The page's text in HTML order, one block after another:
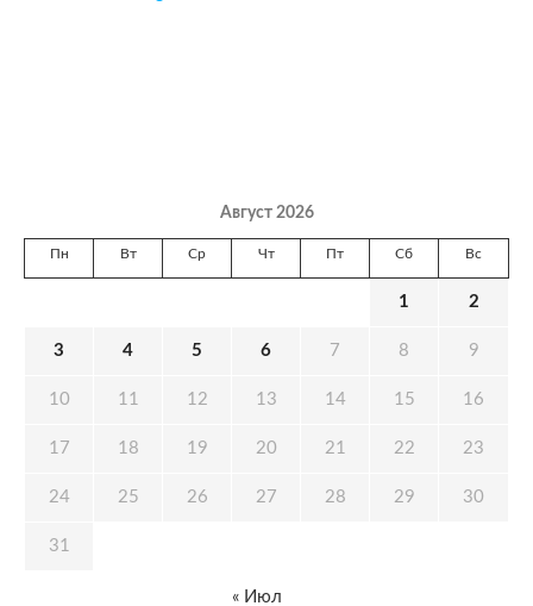
Август 2026
Пн Вт Ср Чт Пт Сб Вс
1 2
3 4 5 6 7 8 9
10 11 12 13 14 15 16
17 18 19 20 21 22 23
24 25 26 27 28 29 30
31
« Июл